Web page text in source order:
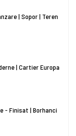
| Sopor | Teren
| Cartier Europa
- Finisat | Borhanci